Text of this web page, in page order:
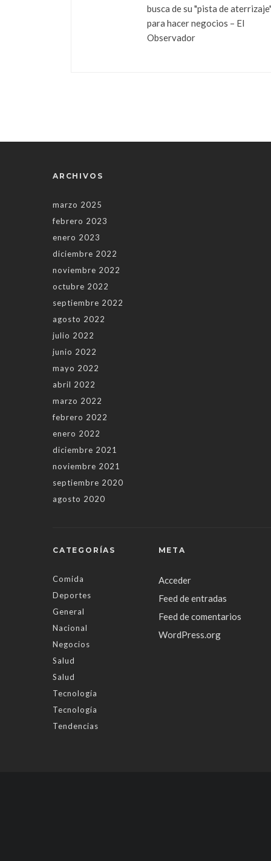
busca de su "pista de aterrizaje"
para hacer negocios – El
Observador
ARCHIVOS
marzo 2025
febrero 2023
enero 2023
diciembre 2022
noviembre 2022
octubre 2022
septiembre 2022
agosto 2022
julio 2022
junio 2022
mayo 2022
abril 2022
marzo 2022
febrero 2022
enero 2022
diciembre 2021
noviembre 2021
septiembre 2020
agosto 2020
CATEGORÍAS
Comida
Deportes
General
Nacional
Negocios
Salud
Salud
Tecnología
Tecnología
Tendencias
META
Acceder
Feed de entradas
Feed de comentarios
WordPress.org